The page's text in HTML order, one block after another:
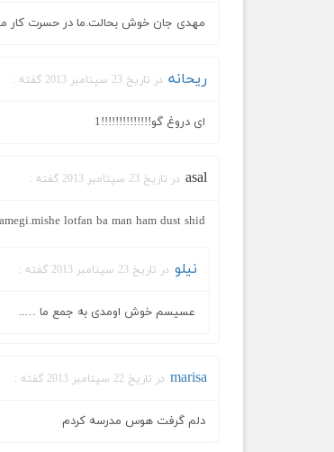
مهدی جان خوش بحالت.ما در حسرت کار
ریحانه در تاریخ 23 سپتامبر 2013 گفته :
ای دروغ گو!!!!!!!!!!!!!!1
asal در تاریخ 23 سپتامبر 2013 گفته :
lotfan ba man ham dust shid?
نیلو در تاریخ 23 سپتامبر 2013 گفته :
عسیسم خوش اومدی به جمع ما …..
marisa در تاریخ 22 سپتامبر 2013 گفته :
دلم گرفت هوس مدرسه کردم